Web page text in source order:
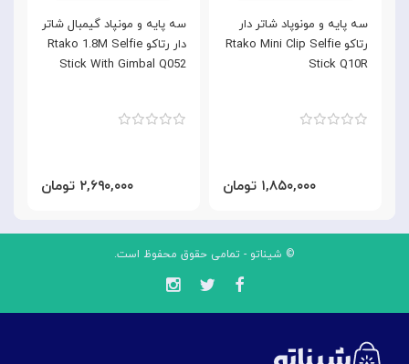
سه پایه و مونپاد گیمبال شاتر
دار رتاکو Rtako 1.8M Selfie
Stick With Gimbal Q052
۲,۶۹۰,۰۰۰ تومان
سه پایه و مونوپاد شاتر دار
رتاکو Rtako Mini Clip Selfie
Stick Q10R
۱,۸۵۰,۰۰۰ تومان
© شیناتو - تمامی حقوق محفوظ است.